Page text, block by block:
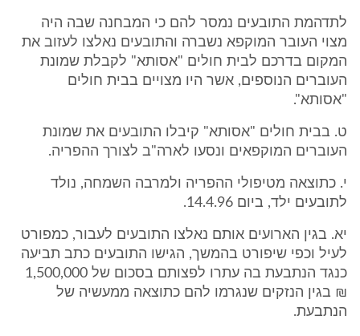
לתדהמת התובעים נמסר להם כי המבחנה שבה היה
מצוי העובר המוקפא נשברה והתובעים נאלצו לעזוב את
המקום בדרכם לבית חולים "אסותא" לקבלת שמונת
העוברים הנוספים, אשר היו מצויים בבית חולים
"אסותא".
ט. בבית חולים "אסותא" קיבלו התובעים את שמונת
העוברים המוקפאים ונסעו לארה"ב לצורך ההפריה.
י. כתוצאה מטיפולי ההפריה ולמרבה השמחה, נולד
לתובעים ילד, ביום 14.4.96.
יא. בגין הארועים אותם נאלצו התובעים לעבור, כמפורט
לעיל וכפי שיפורט בהמשך, הגישו התובעים כתב תביעה
כנגד הנתבעת בה עתרו לפצותם בסכום של 1,500,000
₪ בגין הנזקים שנגרמו להם כתוצאה ממעשיה של
הנתבעת.